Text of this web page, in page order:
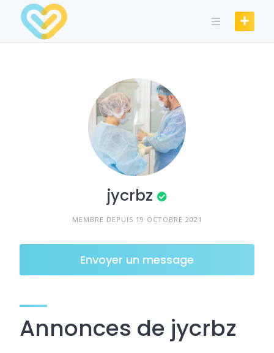
content
jycrbz
MEMBRE DEPUIS 19 OCTOBRE 2021
Envoyer un message
Annonces de jycrbz